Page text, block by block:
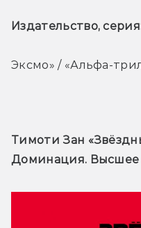
Издательство,
Эксмо» / «Альфа-
Тимоти Зан
Доминация. Высшее